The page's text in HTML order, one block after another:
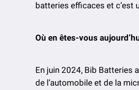
batteries efficaces et c’est
Où en êtes-vous
En juin 2024, Bib Batteries
de l’automobile et de la